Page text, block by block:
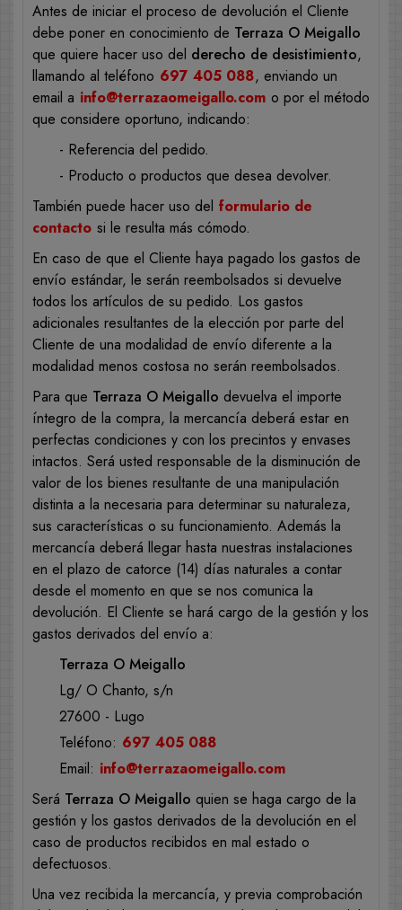
Antes de iniciar el proceso de devolución el Cliente
debe poner en conocimiento de Terraza O Meigallo
que quiere hacer uso del derecho de desistimiento,
llamando al teléfono 697 405 088, enviando un
email a info@terrazaomeigallo.com o por el método
que considere oportuno, indicando:
- Referencia del pedido.
- Producto o productos que desea devolver.
También puede hacer uso del formulario de
contacto si le resulta más cómodo.
En caso de que el Cliente haya pagado los gastos de
envío estándar, le serán reembolsados si devuelve
todos los artículos de su pedido. Los gastos
adicionales resultantes de la elección por parte del
Cliente de una modalidad de envío diferente a la
modalidad menos costosa no serán reembolsados.
Para que Terraza O Meigallo devuelva el importe
íntegro de la compra, la mercancía deberá estar en
perfectas condiciones y con los precintos y envases
intactos. Será usted responsable de la disminución de
valor de los bienes resultante de una manipulación
distinta a la necesaria para determinar su naturaleza,
sus características o su funcionamiento. Además la
mercancía deberá llegar hasta nuestras instalaciones
en el plazo de catorce (14) días naturales a contar
desde el momento en que se nos comunica la
devolución. El Cliente se hará cargo de la gestión y los
gastos derivados del envío a:
Terraza O Meigallo
Lg/ O Chanto, s/n
27600 - Lugo
Teléfono: 697 405 088
Email: info@terrazaomeigallo.com
Será Terraza O Meigallo quien se haga cargo de la
gestión y los gastos derivados de la devolución en el
caso de productos recibidos en mal estado o
defectuosos.
Una vez recibida la mercancía, y previa comprobación